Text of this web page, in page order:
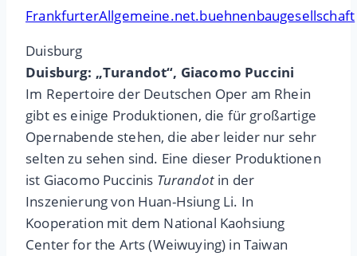
FrankfurterAllgemeine.net.buehnenbaugesellschaft
Duisburg
Duisburg: „Turandot“, Giacomo Puccini
Im Repertoire der Deutschen Oper am Rhein
gibt es einige Produktionen, die für großartige
Opernabende stehen, die aber leider nur sehr
selten zu sehen sind. Eine dieser Produktionen
ist Giacomo Puccinis Turandot in der
Inszenierung von Huan-Hsiung Li. In
Kooperation mit dem National Kaohsiung
Center for the Arts (Weiwuying) in Taiwan